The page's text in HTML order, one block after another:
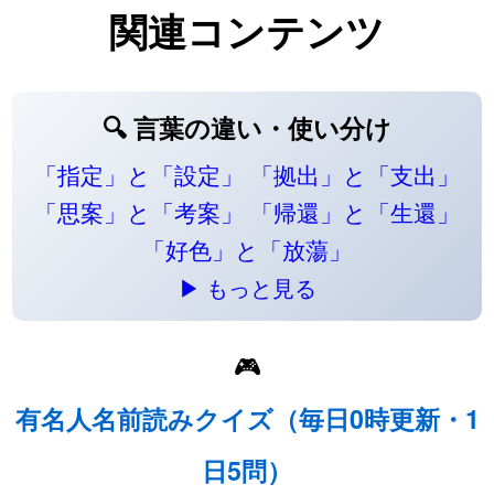
関連コンテンツ
🔍 言葉の違い・使い分け
「指定」と「設定」
「拠出」と「支出」
「思案」と「考案」
「帰還」と「生還」
「好色」と「放蕩」
▶ もっと見る
🎮
有名人名前読みクイズ（毎日0時更新・1
日5問）